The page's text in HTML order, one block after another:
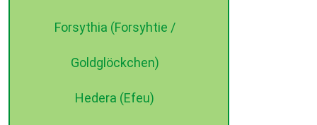
Forsythia (Forsyhtie /
Goldglöckchen)
Hedera (Efeu)